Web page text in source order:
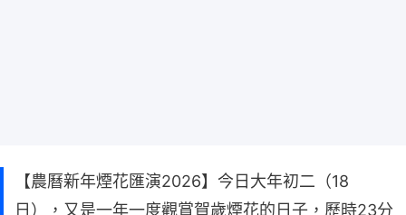
【農曆新年煙花匯演2026】今日大年初二（18
日），又是一年一度觀賞賀歲煙花的日子，歷時23分